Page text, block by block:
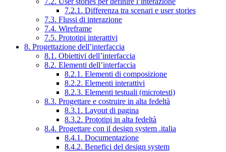
7.2.1. Differenza tra scenari e user stories
7.3. Flussi di interazione
7.4. Wireframe
7.5. Prototipi interattivi
8. Progettazione dell’interfaccia
8.1. Obiettivi dell’interfaccia
8.2. Elementi dell’interfaccia
8.2.1. Elementi di composizione
8.2.2. Elementi interattivi
8.2.3. Elementi testuali (microtesti)
8.3. Progettare e costruire in alta fedeltà
8.3.1. Layout di pagina
8.3.2. Prototipi in alta fedeltà
8.4. Progettare con il design system .italia
8.4.1. Documentazione
8.4.2. Benefici del design system